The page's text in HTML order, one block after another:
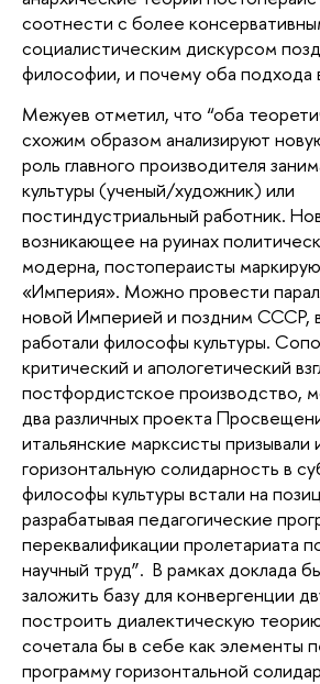
соотнести с более
социалистическим дискурсом
философии, и почему оба подхода
Межуев отметил, что “оба
схожим образом анализируют
роль главного производителя
культуры (ученый/художник) или
постиндустриальный работник.
возникающее на руинах
модерна, постопераисты
«Империя». Можно провести
новой Империей и поздним СССР,
работали философы культуры.
критический и апологетический
постфордистское производство,
два различных проекта
итальянские марксисты призывали
горизонтальную солидарность в
философы культуры встали на
разрабатывая педагогические
переквалификации пролетариата
научный труд”.  В рамках доклада
заложить базу для конвергенции
построить диалектическую
сочетала бы в себе как элементы
программу горизонтальной